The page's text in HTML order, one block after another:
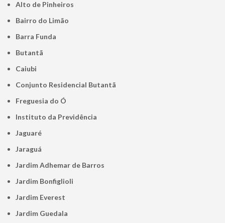
Alto de Pinheiros
Bairro do Limão
Barra Funda
Butantã
Caiubi
Conjunto Residencial Butantã
Freguesia do Ó
Instituto da Previdência
Jaguaré
Jaraguá
Jardim Adhemar de Barros
Jardim Bonfiglioli
Jardim Everest
Jardim Guedala